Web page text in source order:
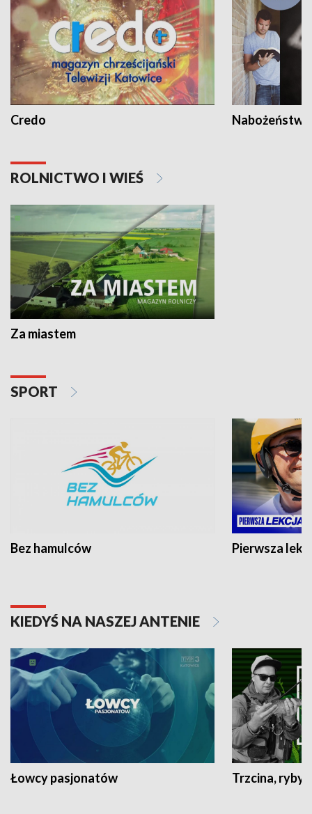
Credo
ROLNICTWO I WIEŚ
Za miastem
SPORT
Bez hamulców Pierwsza
KIEDYŚ NA NASZEJ ANTENIE
Łowcy pasjonatów Trzcina, ryby